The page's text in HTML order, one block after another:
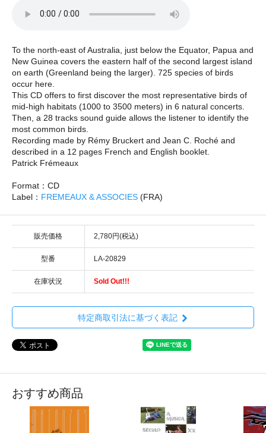
To the north-east of Australia, just below the Equator, Papua and
New Guinea covers the eastern half of the second largest island
on earth (Greenland being the larger). 725 species of birds
occur here.
This CD offers to first discover the most representative birds of
mid-high habitats (1000 to 3500 meters) in 6 natural concerts.
Then, a 28 tracks sound guide allows the listener to identify the
most common birds.
Recording made by Rémy Bruckert and Jean C. Roché and
described in a 12 pages French and English booklet.
Patrick Frémeaux
Format：CD
Label： FREMEAUX & ASSOCIES (FRA)
販売価格 2,780円(税込)
型番 LA-20829
在庫状況 Sold Out!!!
特定商取引法に基づく表記
おすすめ商品